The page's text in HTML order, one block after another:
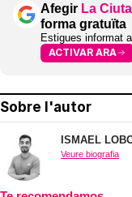
Afegir La
forma gratuïta
Estigues informat
ACTIVAR ARA
Sobre l'autor
ISMAEL
Veure biografia